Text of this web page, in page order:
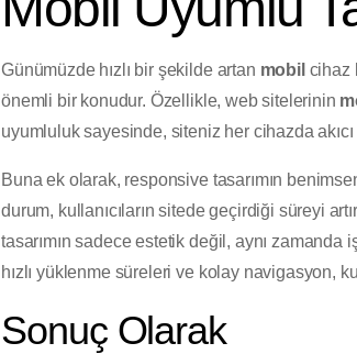
Günümüzde hızlı bir şekilde artan mobil cihaz
önemli bir konudur. Özellikle, web sitelerinin
uyumluluk sayesinde, siteniz her cihazda
Buna ek olarak, responsive tasarımın
durum, kullanıcıların sitede geçirdiği süreyi
tasarımın sadece estetik değil, aynı zamanda
hızlı yüklenme süreleri ve kolay navigasyon,
Sonuç Olarak